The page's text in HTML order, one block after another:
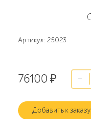
Артикул: 25023
76100 ₽
Добавить к заказу